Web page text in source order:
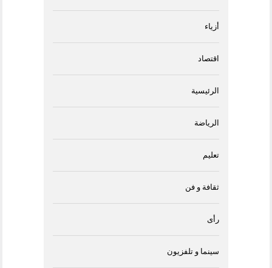
أزياء
اقتصاد
الرئيسية
الرياضة
تعليم
ثقافة و فن
رأى
سينما و تلفزيون